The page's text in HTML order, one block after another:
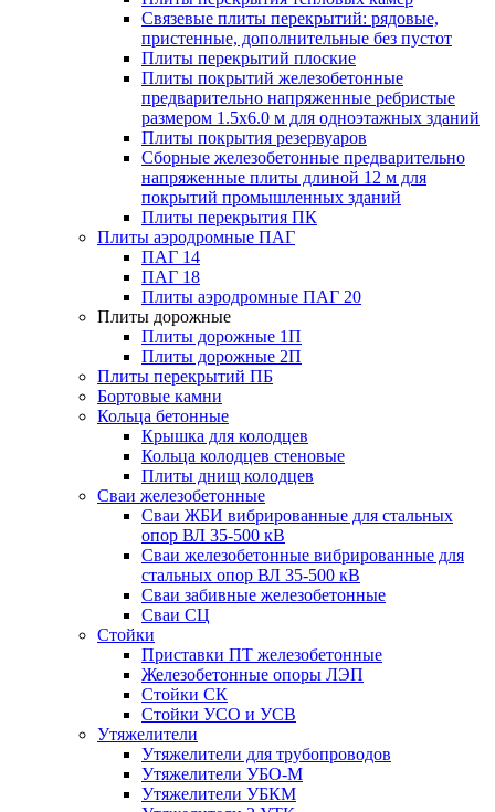
Связевые плиты перекрытий: рядовые,
пристенные, дополнительные без пустот
Плиты перекрытий плоские
Плиты покрытий железобетонные
предварительно напряженные ребристые
размером 1.5х6.0 м для одноэтажных зданий
Плиты покрытия резервуаров
Сборные железобетонные предварительно
напряженные плиты длиной 12 м для
покрытий промышленных зданий
Плиты перекрытия ПК
Плиты аэродромные ПАГ
ПАГ 14
ПАГ 18
Плиты аэродромные ПАГ 20
Плиты дорожные
Плиты дорожные 1П
Плиты дорожные 2П
Плиты перекрытий ПБ
Бортовые камни
Кольца бетонные
Крышка для колодцев
Кольца колодцев стеновые
Плиты днищ колодцев
Сваи железобетонные
Сваи ЖБИ вибрированные для стальных
опор ВЛ 35-500 кВ
Сваи железобетонные вибрированные для
стальных опор ВЛ 35-500 кВ
Сваи забивные железобетонные
Сваи СЦ
Стойки
Приставки ПТ железобетонные
Железобетонные опоры ЛЭП
Стойки СК
Стойки УСО и УСВ
Утяжелители
Утяжелители для трубопроводов
Утяжелители УБО-М
Утяжелители УБКМ